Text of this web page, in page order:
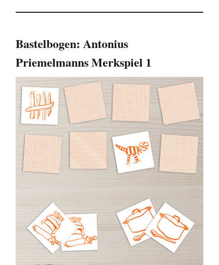
Bastelbogen: Antonius
Priemelmanns Merkspiel 1